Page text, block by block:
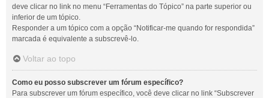
deve clicar no link no menu “Ferramentas do Tópico” na parte superior ou
inferior de um tópico.
Responder a um tópico com a opção “Notificar-me quando for respondida”
marcada é equivalente a subscrevê-lo.
Voltar ao topo
Como eu posso subscrever um fórum específico?
Para subscrever um fórum específico, você deve clicar no link “Subscrever